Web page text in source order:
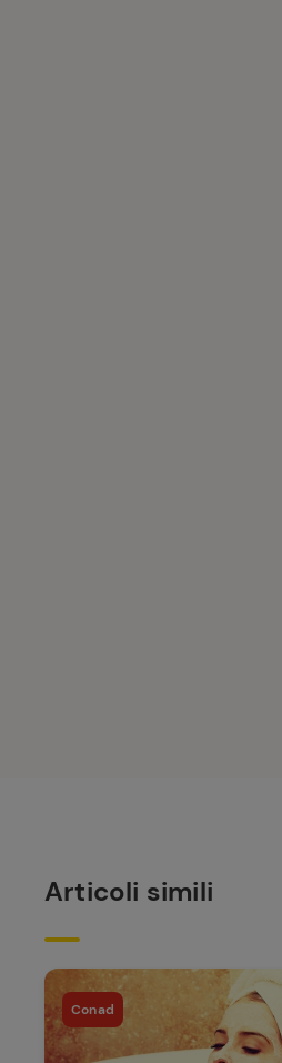
Articoli simili
Conad